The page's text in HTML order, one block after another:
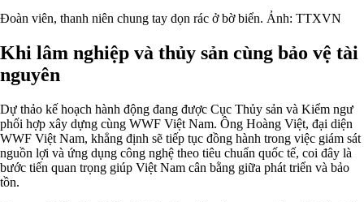
Đoàn viên, thanh niên chung tay dọn rác ở bờ biển. Ảnh: TTXVN
Khi lâm nghiệp và thủy sản cùng bảo vệ tài
nguyên
Dự thảo kế hoạch hành động đang được Cục Thủy sản và Kiểm ngư
phối hợp xây dựng cùng WWF Việt Nam. Ông Hoàng Việt, đại diện
WWF Việt Nam, khẳng định sẽ tiếp tục đồng hành trong việc giám sát
nguồn lợi và ứng dụng công nghệ theo tiêu chuẩn quốc tế, coi đây là
bước tiến quan trọng giúp Việt Nam cân bằng giữa phát triển và bảo
tồn.